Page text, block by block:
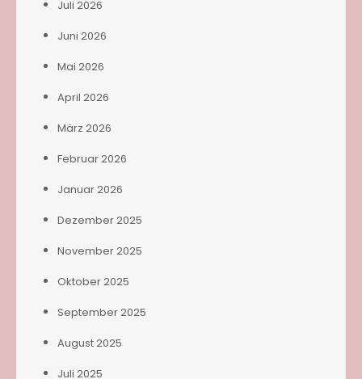
Juli 2026
Juni 2026
Mai 2026
April 2026
März 2026
Februar 2026
Januar 2026
Dezember 2025
November 2025
Oktober 2025
September 2025
August 2025
Juli 2025